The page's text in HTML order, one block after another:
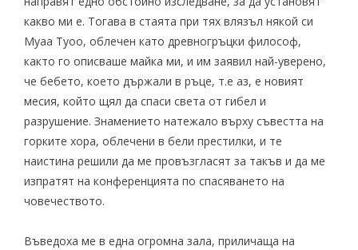
какво ми е. Тогава в стаята при тях влязъл някой си
Муаа Туоо, облечен като древногръцки философ,
както го описваше майка ми, и им заявил най-уверено,
че бебето, което държали в ръце, т.е аз, е новият
месия, който щял да спаси света от гибел и
разрушение. Знамението натежало върху съвестта на
горките хора, облечени в бели престилки, и те
наистина решили да ме провъзгласят за такъв и да ме
изпратят на конференцията по спасяването на
човечеството.
Въведоха ме в една огромна зала, приличаща на